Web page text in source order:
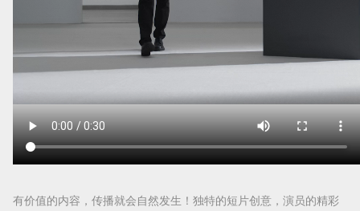
有价值的内容，传播就会自然发生！ 独特的短片创意，演员的精彩